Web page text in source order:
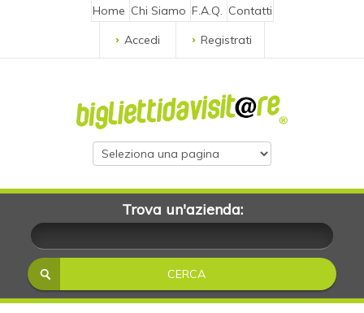
Home Chi Siamo F.A.Q. Contatti
Accedi
Registrati
Trova un'azienda: